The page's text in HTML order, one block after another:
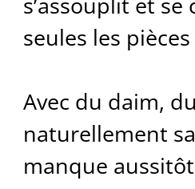
seules les
Avec du daim,
naturellement
manque